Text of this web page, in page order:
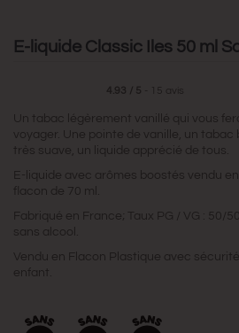
E-liquide Classic Iles 50 ml
4.93 / 5 15 avis
Un tabac légèrement vanillé qui vous
voyager. Une pointe de vanille, un tabac
très suave, un liquide apprécié de tous.
E-liquide avec arômes boostés vendu en
flacon de 70 ml.
Fabriqué en France; Taux PG / VG : 50/50,
sans alcool.
Vendu en Flacon Plastique avec sécurité
enfant.